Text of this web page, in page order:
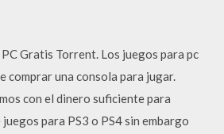
Gratis Torrent. Los juegos para pc
comprar una consola para jugar.
con el dinero suficiente para
para PS3 o PS4 sin embargo